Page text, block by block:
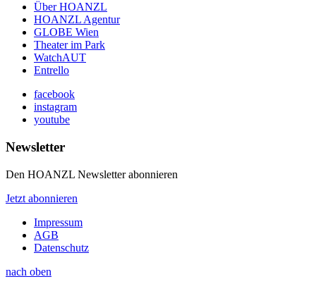
Über HOANZL
HOANZL Agentur
GLOBE Wien
Theater im Park
WatchAUT
Entrello
facebook
instagram
youtube
Newsletter
Den HOANZL Newsletter abonnieren
Jetzt abonnieren
Impressum
AGB
Datenschutz
nach oben